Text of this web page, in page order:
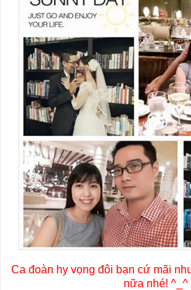
Ca đoàn hy vọng đôi bạn cứ mãi
nữa nhé! ^_^